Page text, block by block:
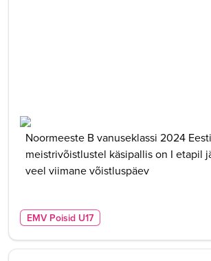
Noormeeste B vanuseklassi 2024 Eesti
meistrivõistlustel käsipallis on I etapil
veel viimane võistluspäev
EMV Poisid U17